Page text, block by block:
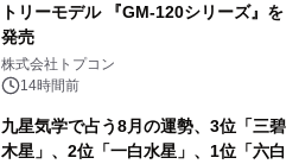
トリーモデル 『GM-120シリーズ』を
発売
株式会社トプコン
14時間前
九星気学で占う8月の運勢、3位「三碧
木星」、2位「一白水星」、1位「六白